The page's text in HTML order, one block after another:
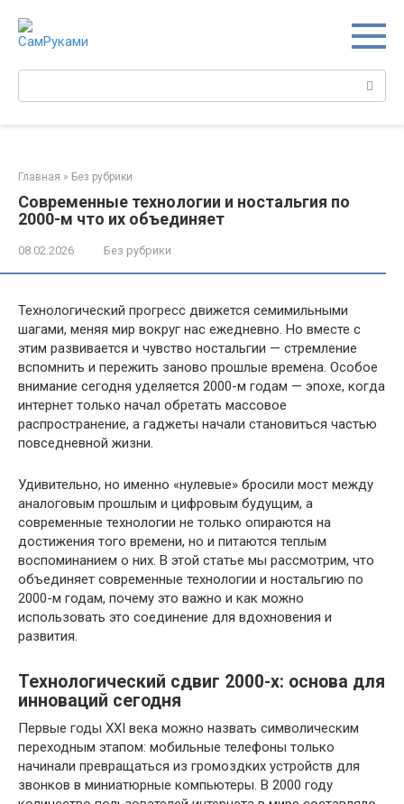
контенту
Главная » Без рубрики
Современные технологии и ностальгия по
2000-м что их объединяет
08.02.2026 Без рубрики
Технологический прогресс движется семимильными
шагами, меняя мир вокруг нас ежедневно. Но вместе с
этим развивается и чувство ностальгии — стремление
вспомнить и пережить заново прошлые времена. Особое
внимание сегодня уделяется 2000-м годам — эпохе, когда
интернет только начал обретать массовое
распространение, а гаджеты начали становиться частью
повседневной жизни.
Удивительно, но именно «нулевые» бросили мост между
аналоговым прошлым и цифровым будущим, а
современные технологии не только опираются на
достижения того времени, но и питаются теплым
воспоминанием о них. В этой статье мы рассмотрим, что
объединяет современные технологии и ностальгию по
2000-м годам, почему это важно и как можно
использовать это соединение для вдохновения и
развития.
Технологический сдвиг 2000-х: основа для
инноваций сегодня
Первые годы XXI века можно назвать символическим
переходным этапом: мобильные телефоны только
начинали превращаться из громоздких устройств для
звонков в миниатюрные компьютеры. В 2000 году